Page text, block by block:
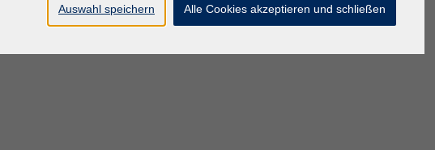
Auswahl speichern Alle Cookies akzeptieren und schließen